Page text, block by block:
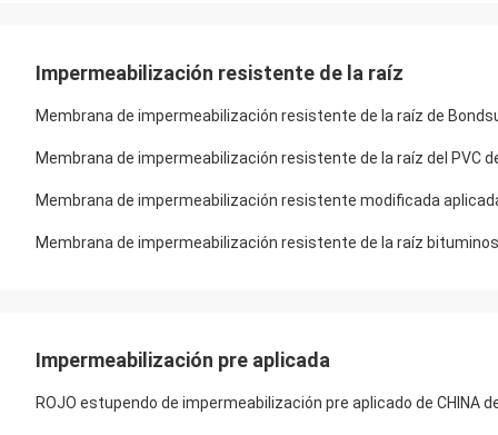
Impermeabilización resistente de la raíz
Membrana de impermeabilización resistente de la raíz de
Membrana de impermeabilización resistente de la raíz del PVC
Membrana de impermeabilización resistente modificada
Membrana de impermeabilización resistente de la raíz
Impermeabilización pre aplicada
ROJO estupendo de impermeabilización pre aplicado de CHINA